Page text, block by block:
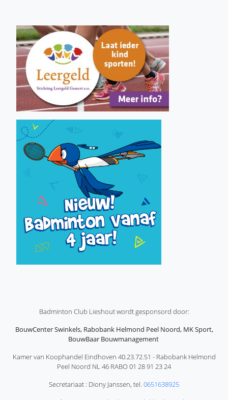
Badminton Club Lieshout wordt gesponsord door:
BouwCenter Swinkels, Rabobank Helmond Peel Noord, MK Sport,
BouwBaar Bouwmanagement
Kamer van Koophandel Eindhoven 40.23.72.51 - Rabobank Helmond
Peel Noord NL 46 RABO 01 28 91 23 24
Secretariaat : Diony Janssen, tel. 0651638925